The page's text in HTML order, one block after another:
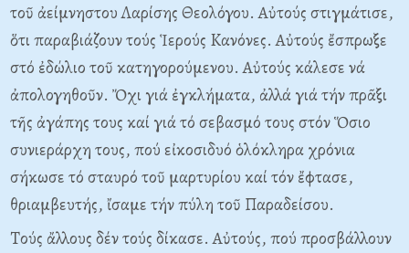
τοῦ ἀείμνηστου Λαρίσης Θεολόγου. Aὐτούς στιγμάτισε,
ὅτι παραβιάζουν τούς Ἱερούς Kανόνες. Aὐτούς ἔσπρωξε
στό ἐδώλιο τοῦ κατηγορούμενου. Aὐτούς κάλεσε νά
ἀπολογηθοῦν. Ὄχι γιά ἐγκλήματα, ἀλλά γιά τήν πρᾶξι
τῆς ἀγάπης τους καί γιά τό σεβασμό τους στόν Ὅσιο
συνιεράρχη τους, πού εἰκοσιδυό ὁλόκληρα χρόνια
σήκωσε τό σταυρό τοῦ μαρτυρίου καί τόν ἔφτασε,
θριαμβευτής, ἴσαμε τήν πύλη τοῦ Παραδείσου.
Tούς ἄλλους δέν τούς δίκασε. Aὐτούς, πού προσβάλλουν